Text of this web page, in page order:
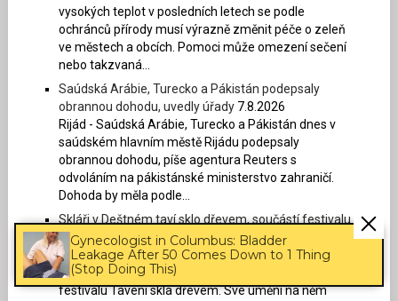
Gynecologist in Columbus: Bladder
Leakage After 50 Comes Down to 1 Thing
(Stop Doing This)
vysokých teplot v posledních letech se podle
ochránců přírody musí výrazně změnit péče o zeleň
ve městech a obcích. Pomoci může omezení sečení
nebo takzvaná...
Saúdská Arábie, Turecko a Pákistán podepsaly
obrannou dohodu, uvedly úřady 7.8.2026
Rijád - Saúdská Arábie, Turecko a Pákistán dnes v
saúdském hlavním městě Rijádu podepsaly
obrannou dohodu, píše agentura Reuters s
odvoláním na pákistánské ministerstvo zahraničí.
Dohoda by měla podle...
Skláři v Deštném taví sklo dřevem, součástí festivalu
je i dražba výrobků7.8.2026
Deštné v Orlických horách (Rychnovsko) - V Deštném
v Orlických horách na Rychnovsku začíná 35. ročník
festivalu Tavení skla dřevem. Své umění na něm